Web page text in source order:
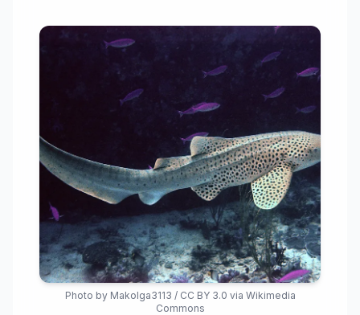
Photo by Makolga3113 / CC BY 3.0 via Wikimedia
Commons